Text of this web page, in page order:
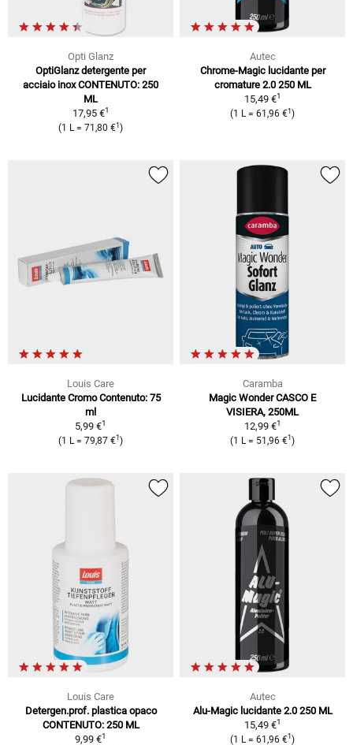
Opti Glanz
OptiGlanz detergente per
acciaio inox CONTENUTO: 250
ML
17,95 €1
(1 L = 71,80 €1 )
Autec
Chrome-Magic lucidante per
cromature 2.0 250 ML
15,49 €1
(1 L = 61,96 €1 )
Louis Care
Lucidante Cromo Contenuto: 75
ml
5,99 €1
(1 L = 79,87 €1 )
Caramba
Magic Wonder CASCO E
VISIERA, 250ML
12,99 €1
(1 L = 51,96 €1 )
Louis Care
Detergen.prof. plastica opaco
CONTENUTO: 250 ML
9,99 €1
Autec
Alu-Magic lucidante 2.0 250 ML
15,49 €1
(1 L = 61,96 €1 )